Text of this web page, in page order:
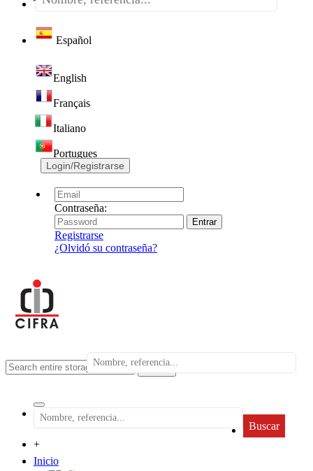
Teléfono:(+34) 968 320 046
Español
English
Français
Italiano
Portugues
Login/Registrarse
Contraseña:
Registrarse
¿Olvidó su contraseña?
search
Buscar
+
Inicio